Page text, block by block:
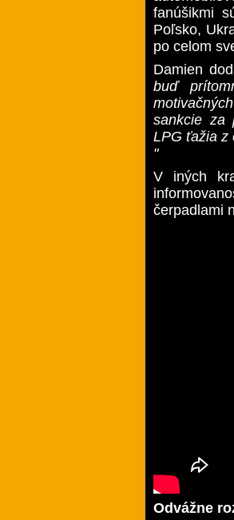
fanúšikmi
Poľsko,
po celom
Damien
buď
sankcie za
LPG ťažia z
"
V iných
čerpadlami
Odvážne